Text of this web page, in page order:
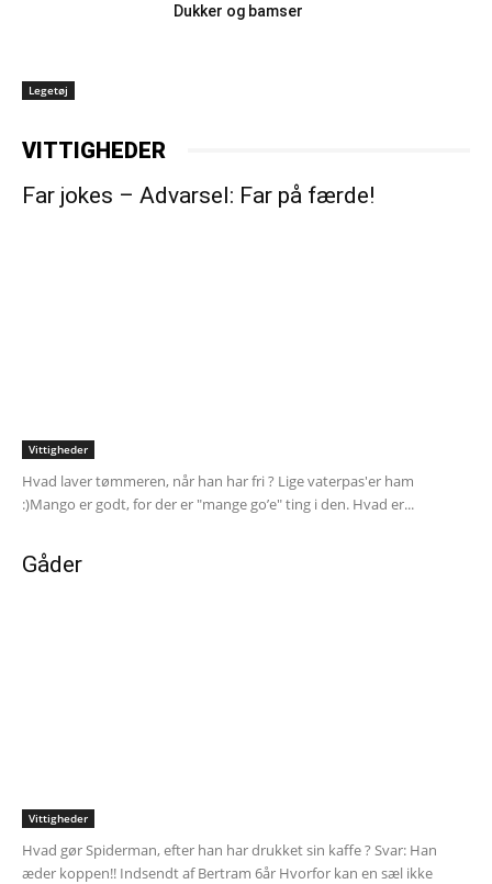
Legetøj
Dukker og bamser
VITTIGHEDER
Far jokes – Advarsel: Far på færde!
Vittigheder
Hvad laver tømmeren, når han har fri ? Lige vaterpas'er ham
:)Mango er godt, for der er "mange go’e" ting i den. Hvad er...
Gåder
Vittigheder
Hvad gør Spiderman, efter han har drukket sin kaffe ? Svar: Han
æder koppen!! Indsendt af Bertram 6år Hvorfor kan en sæl ikke